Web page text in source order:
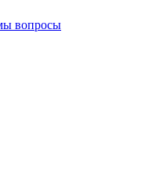
вопросы